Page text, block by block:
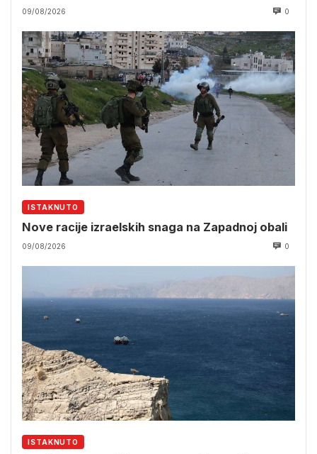
09/08/2026 0
ISTAKNUTO
Nove racije izraelskih snaga na Zapadnoj obali
09/08/2026 0
ISTAKNUTO